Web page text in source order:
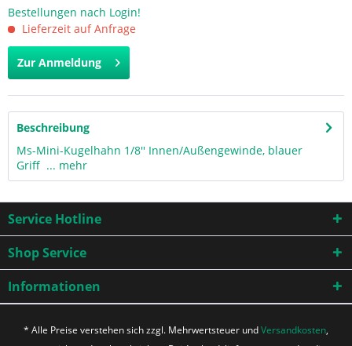
Bestellungen nach Login!
Lieferzeit auf Anfrage
Zur Anmeldung
Beschreibung
Ms-Mini-Kugelhahn 1/8'' Innen/Außengewinde, blauer
Griff ... mehr
Service Hotline
Shop Service
Informationen
* Alle Preise verstehen sich zzgl. Mehrwertsteuer undVersandkosten,